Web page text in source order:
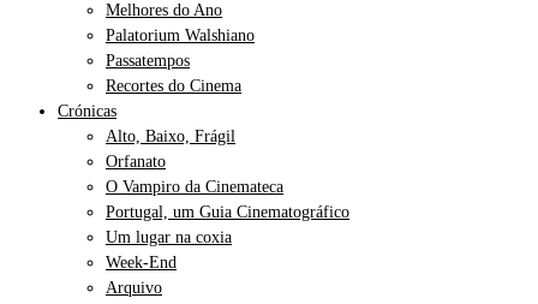
Melhores do Ano
Palatorium Walshiano
Passatempos
Recortes do Cinema
Crónicas
Alto, Baixo, Frágil
Orfanato
O Vampiro da Cinemateca
Portugal, um Guia Cinematográfico
Um lugar na coxia
Week-End
Arquivo